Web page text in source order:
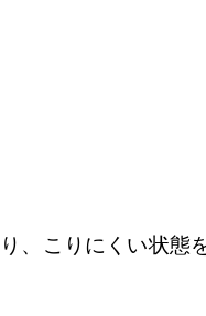
、こりにくい状態